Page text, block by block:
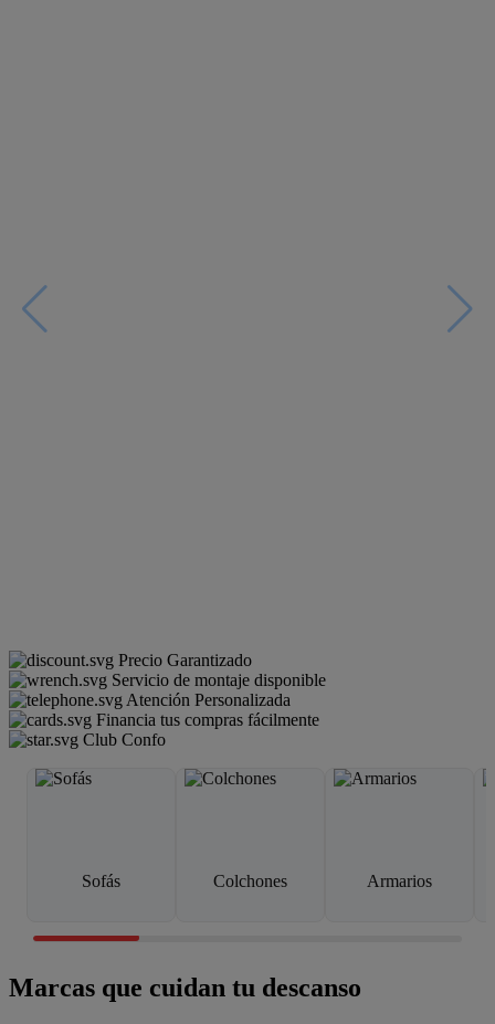
Precio Garantizado
Servicio de montaje disponible
Atención Personalizada
Financia tus compras fácilmente
Club Confo
Sofás Colchones Armarios
Marcas que cuidan tu descanso